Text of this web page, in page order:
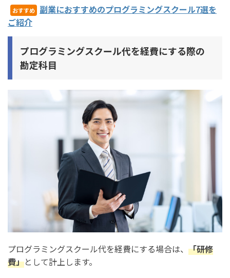
おすすめ
副業におすすめのプログラミングスクール7選を
ご紹介
プログラミングスクール代を経費にする際の
勘定科目
プログラミングスクール代を経費にする場合は、 「研修
費」として計上します。